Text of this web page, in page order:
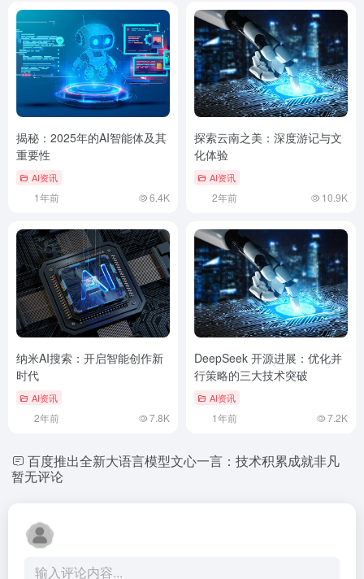
揭秘：2025年的AI智能体及其
重要性
AI资讯
1年前 6.4K
探索云南之美：深度游记与文
化体验
AI资讯
2年前 10.9K
纳米AI搜索：开启智能创作新
时代
AI资讯
2年前 7.8K
DeepSeek 开源进展：优化并
行策略的三大技术突破
AI资讯
1年前 7.2K
百度推出全新大语言模型文心一言：技术积累成就非凡
暂无评论